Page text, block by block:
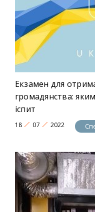
Екзамен для
громадянства:
іспит
18 07 2022